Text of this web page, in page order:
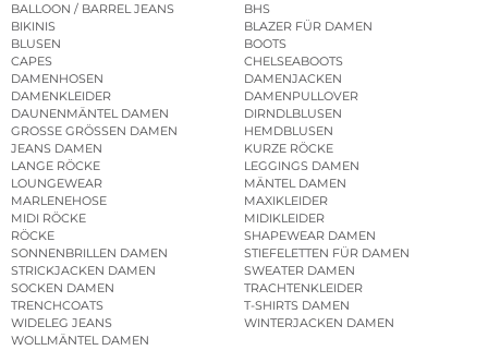
BALLOON / BARREL JEANS
BHS
BIKINIS
BLAZER FÜR DAMEN
BLUSEN
BOOTS
CAPES
CHELSEABOOTS
DAMENHOSEN
DAMENJACKEN
DAMENKLEIDER
DAMENPULLOVER
DAUNENMÄNTEL DAMEN
DIRNDLBLUSEN
GROSSE GRÖSSEN DAMEN
HEMDBLUSEN
JEANS DAMEN
KURZE RÖCKE
LANGE RÖCKE
LEGGINGS DAMEN
LOUNGEWEAR
MÄNTEL DAMEN
MARLENEHOSE
MAXIKLEIDER
MIDI RÖCKE
MIDIKLEIDER
RÖCKE
SHAPEWEAR DAMEN
SONNENBRILLEN DAMEN
STIEFELETTEN FÜR DAMEN
STRICKJACKEN DAMEN
SWEATER DAMEN
SOCKEN DAMEN
TRACHTENKLEIDER
TRENCHCOATS
T-SHIRTS DAMEN
WIDELEG JEANS
WINTERJACKEN DAMEN
WOLLMÄNTEL DAMEN